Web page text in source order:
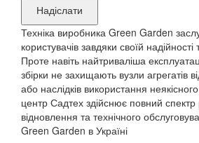
бренду
продукту,
що
потребує
ремонту
Надіслати
Техніка виробника Green Garden
користувачів завдяки своїй надійності
Проте навіть найтриваліша
збірки не захищають вузли агрегатів
або наслідків використання
центр Садтех здійснює повний спектр
відновлення та технічного
Green Garden в Україні